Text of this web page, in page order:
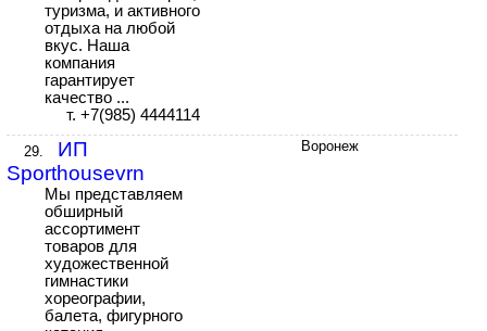
туризма, и активного
отдыха на любой
вкус. Наша
компания
гарантирует
качество ...
т. +7(985) 4444114
29.
ИП
Sporthousevrn
Мы представляем
обширный
ассортимент
товаров для
художественной
гимнастики
хореографии,
балета, фигурного
Воронеж